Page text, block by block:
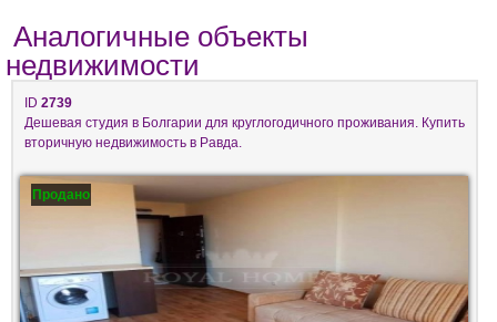
Аналогичные объекты
недвижимости
ID 2739
Дешевая студия в Болгарии для круглогодичного проживания. Купить
вторичную недвижимость в Равда.
Продано